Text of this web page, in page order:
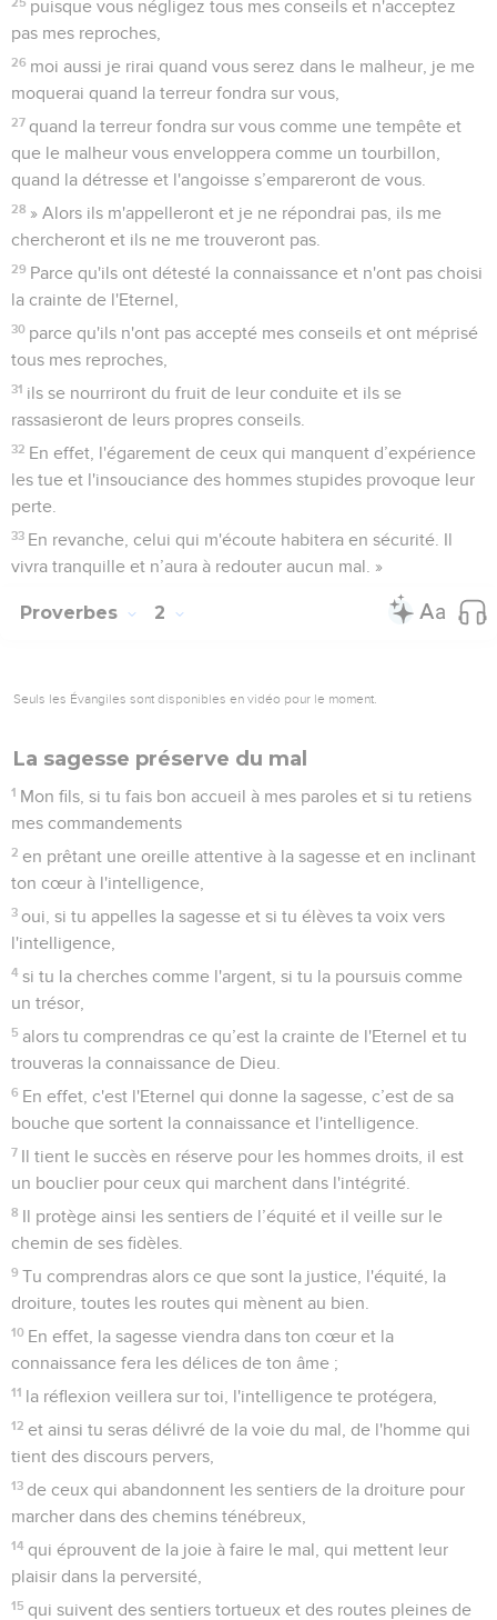
puisque vous négligez tous mes conseils et n'acceptez
pas mes reproches,
26 moi aussi je rirai quand vous serez dans le malheur, je me
moquerai quand la terreur fondra sur vous,
27 quand la terreur fondra sur vous comme une tempête et
que le malheur vous enveloppera comme un tourbillon,
quand la détresse et l'angoisse s’empareront de vous.
28 » Alors ils m'appelleront et je ne répondrai pas, ils me
chercheront et ils ne me trouveront pas.
29 Parce qu'ils ont détesté la connaissance et n'ont pas choisi
la crainte de l'Eternel,
30 parce qu'ils n'ont pas accepté mes conseils et ont méprisé
tous mes reproches,
31 ils se nourriront du fruit de leur conduite et ils se
rassasieront de leurs propres conseils.
32 En effet, l'égarement de ceux qui manquent d’expérience
les tue et l'insouciance des hommes stupides provoque leur
perte.
33 En revanche, celui qui m'écoute habitera en sécurité. Il
vivra tranquille et n’aura à redouter aucun mal. »
Proverbes 2
Seuls les Évangiles sont disponibles en vidéo pour le moment.
La sagesse préserve du mal
1 Mon fils, si tu fais bon accueil à mes paroles et si tu retiens
mes commandements
2 en prêtant une oreille attentive à la sagesse et en inclinant
ton cœur à l'intelligence,
3 oui, si tu appelles la sagesse et si tu élèves ta voix vers
l'intelligence,
4 si tu la cherches comme l'argent, si tu la poursuis comme
un trésor,
5 alors tu comprendras ce qu’est la crainte de l'Eternel et tu
trouveras la connaissance de Dieu.
6 En effet, c'est l'Eternel qui donne la sagesse, c’est de sa
bouche que sortent la connaissance et l'intelligence.
7 Il tient le succès en réserve pour les hommes droits, il est
un bouclier pour ceux qui marchent dans l'intégrité.
8 Il protège ainsi les sentiers de l’équité et il veille sur le
chemin de ses fidèles.
9 Tu comprendras alors ce que sont la justice, l'équité, la
droiture, toutes les routes qui mènent au bien.
10 En effet, la sagesse viendra dans ton cœur et la
connaissance fera les délices de ton âme ;
11 la réflexion veillera sur toi, l'intelligence te protégera,
12 et ainsi tu seras délivré de la voie du mal, de l'homme qui
tient des discours pervers,
13 de ceux qui abandonnent les sentiers de la droiture pour
marcher dans des chemins ténébreux,
14 qui éprouvent de la joie à faire le mal, qui mettent leur
plaisir dans la perversité,
15 qui suivent des sentiers tortueux et des routes pleines de